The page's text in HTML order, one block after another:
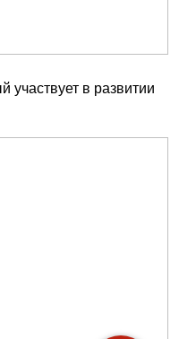
участвует в развитии